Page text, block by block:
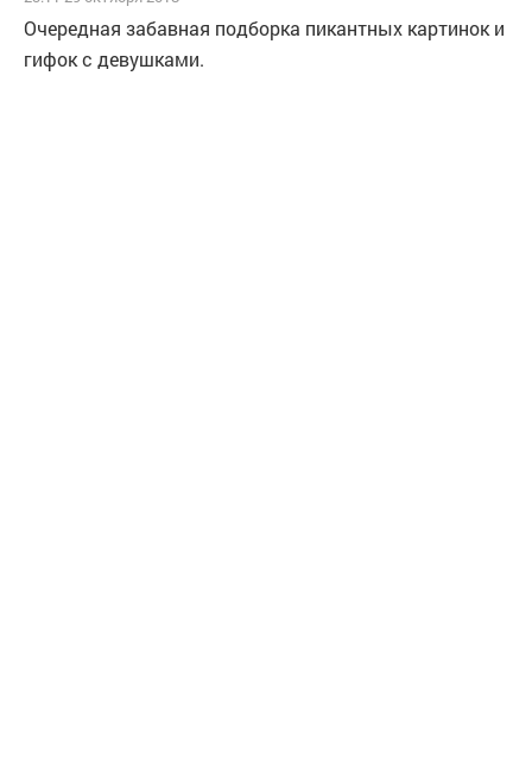
Очередная забавная подборка пикантных картинок и
гифок с девушками.